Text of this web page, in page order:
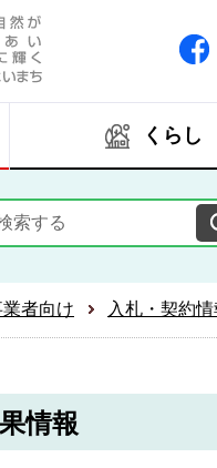
くらし
業者向け 入札・契約
情報